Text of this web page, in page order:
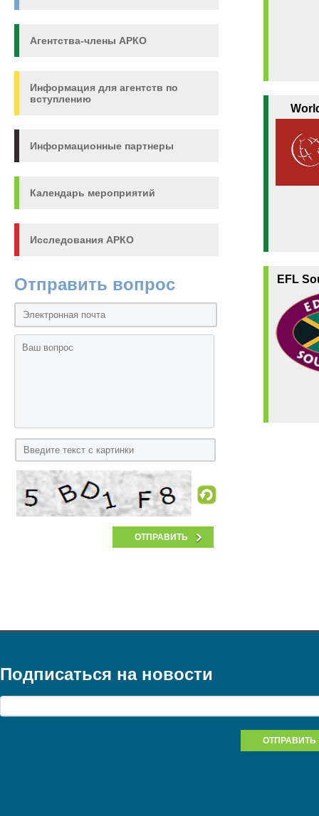
Агентства-члены АРКО
Информация для агентств по
вступлению
Информационные партнеры
Календарь мероприятий
Исследования АРКО
Отправить вопрос EFL
Подписаться на новости